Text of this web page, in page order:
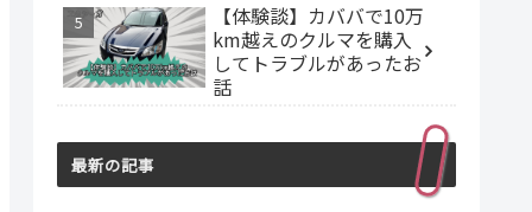
【体験談】カババで10万
km越えのクルマを購入
してトラブルがあったお
話
最新の記事